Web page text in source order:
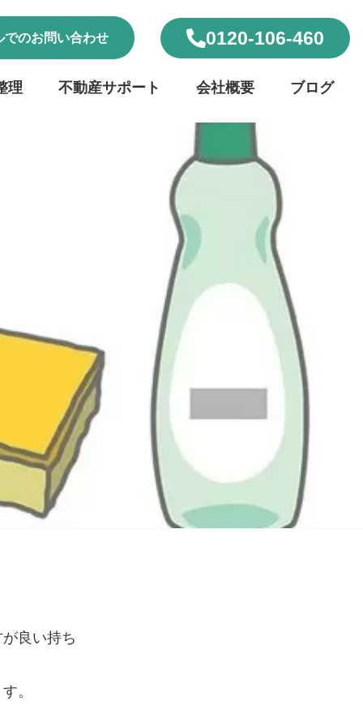
でのお問い合わせ 0120-106-460
理 不動産サポート 会社概要 ブログ
良い持ち
。
アクセシビリティ設定
スクリーンリーダー
サイト内の文章を音声で読み上げ
テキストリーダー
選択した文章を音声で読み上げ
仮想キーボード
キーボード操作ハイライト
キーボードで操作中の要素を強調表示
音声操作
音声でサイトを操作（Google Chrome推奨）